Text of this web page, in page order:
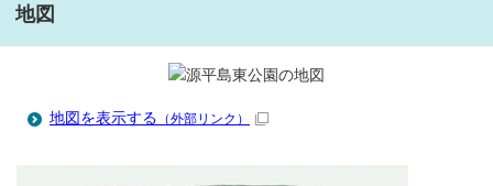
地図
地図を表示する （外部リンク）